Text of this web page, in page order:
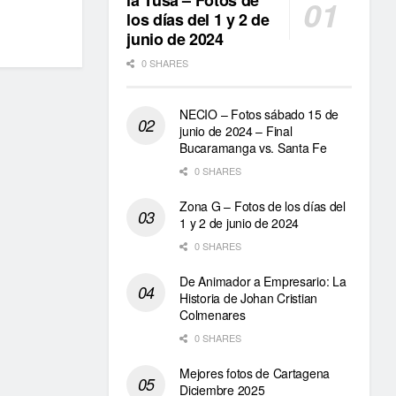
los días del 1 y 2 de
junio de 2024
0 SHARES
NECIO – Fotos sábado 15 de
junio de 2024 – Final
Bucaramanga vs. Santa Fe
0 SHARES
Zona G – Fotos de los días del
1 y 2 de junio de 2024
0 SHARES
De Animador a Empresario: La
Historia de Johan Cristian
Colmenares
0 SHARES
Mejores fotos de Cartagena
Diciembre 2025